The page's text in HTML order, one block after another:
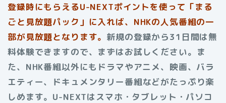
登録時にもらえるU-NEXTポイントを使って「まる
ごと見放題パック」に入れば、NHKの人気番組の一
部が見放題となります。 新規の登録から31日間は無
料体験できますので、まずはお試しください。ま
た、NHK番組以外にもドラマやアニメ、映画、バラ
エティー、ドキュメンタリー番組などがたっぷり楽
しめます。U-NEXTはスマホ・タブレット・パソコ